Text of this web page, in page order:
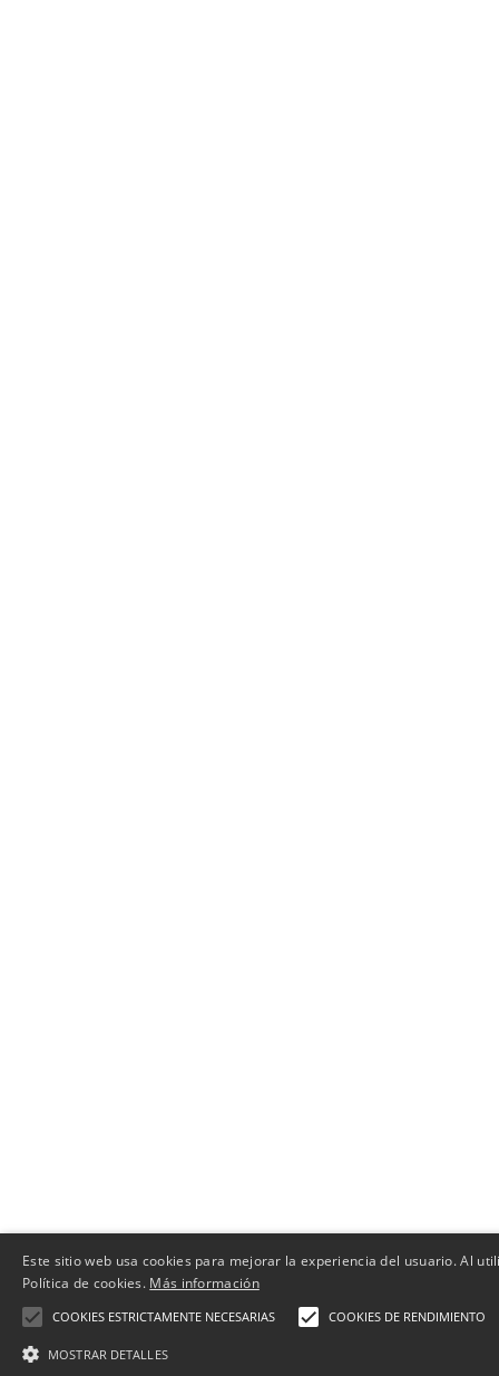
Este sitio web usa cookies para mejorar la experiencia del usuario. Al
Política de cookies. Más información
COOKIES ESTRICTAMENTE NECESARIAS COOKIES DE RENDIMIENTO
MOSTRAR DETALLES